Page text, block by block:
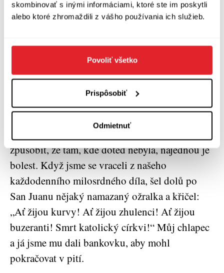
skombinovať s inými informáciami, ktoré ste im poskytli
alebo ktoré zhromaždili z vášho používania ich služieb.
Povoliť všetko
Prispôsobiť
Odmietnuť
chlapům, kteří chlastali v jedné krčmě, jež se
roztahovala se svými stoly až na chodník,
výstřelem doprostřed čela. A tentokrát proč? Z
jakého důvodu? Z toho prostého důvodu, že
existovali. Zdá se vám to málo? Ne, vždyť tenhle
život není žádná procházka růžovou zahradou,
vždycky jsem to říkal a tady to opakuji, a není
způsobit, že tam, kde doteď nebyla, najednou je
bolest. Když jsme se vraceli z našeho
každodenního milosrdného díla, šel dolů po
San Juanu nějaký namazaný ožralka a křičel:
„Ať žijou kurvy! Ať žijou zhulenci! Ať žijou
buzeranti! Smrt katolický církvi!“ Můj chlapec
a já jsme mu dali bankovku, aby mohl
pokračovat v pití.